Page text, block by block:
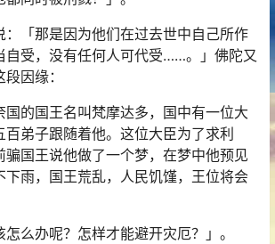
：「那是因为他们在过去世中自己所作
自受，没有任何人可代受……。」佛陀又
因缘：
国的国王名叫梵摩达多，国中有一位大
百弟子跟随着他。这位大臣为了求利
骗国王说他做了一个梦，在梦中他预见
下雨，国王荒乱，人民饥馑，王位将会
么办呢？怎样才能避开灾厄？」。